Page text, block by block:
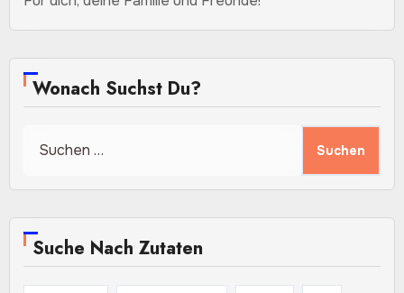
Wonach Suchst Du?
nach:
Suche Nach Zutaten